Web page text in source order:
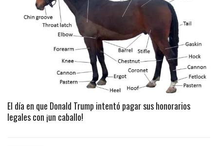
El día en que Donald Trump intentó pagar sus honorarios
legales con ¡un caballo!